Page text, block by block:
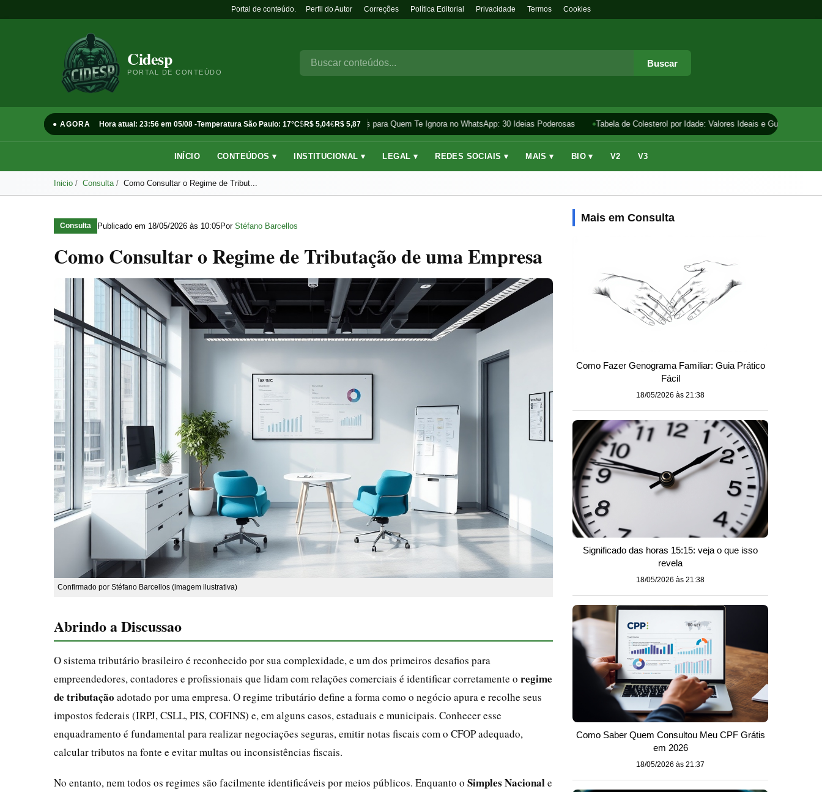
Portal de conteúdo. Perfil do Autor Correções Política Editorial Privacidade Termos Cookies
Cidesp
PORTAL DE CONTEÚDO
Buscar
● AGORA Hora atual: 23:56 em 05/08 -Temperatura São Paulo: 17°C$R$ 5,04€R$ 5,87
Frases para Quem Te Ignora no WhatsApp: 30 Ideias Poderosas Tabela de Colesterol por Idade: Valores Ideais e Guia
INÍCIO CONTEÚDOS ▾ INSTITUCIONAL ▾ LEGAL ▾ REDES SOCIAIS ▾ MAIS ▾ BIO ▾ V2 V3
Inicio Consulta Como Consultar o Regime de Tribut...
Consulta Publicado em 18/05/2026 às 10:05Por Stéfano Barcellos
Como Consultar o Regime de Tributação de uma Empresa
Confirmado por Stéfano Barcellos (imagem ilustrativa)
Abrindo a Discussao
O sistema tributário brasileiro é reconhecido por sua complexidade, e um dos primeiros desafios para
empreendedores, contadores e profissionais que lidam com relações comerciais é identificar corretamente o regime
de tributação adotado por uma empresa. O regime tributário define a forma como o negócio apura e recolhe seus
impostos federais (IRPJ, CSLL, PIS, COFINS) e, em alguns casos, estaduais e municipais. Conhecer esse
enquadramento é fundamental para realizar negociações seguras, emitir notas fiscais com o CFOP adequado,
calcular tributos na fonte e evitar multas ou inconsistências fiscais.
No entanto, nem todos os regimes são facilmente identificáveis por meios públicos. Enquanto o Simples Nacionale
Mais em Consulta
Como Fazer Genograma Familiar: Guia Prático
Fácil
18/05/2026 às 21:38
Significado das horas 15:15: veja o que isso
revela
18/05/2026 às 21:38
Como Saber Quem Consultou Meu CPF Grátis
em 2026
18/05/2026 às 21:37